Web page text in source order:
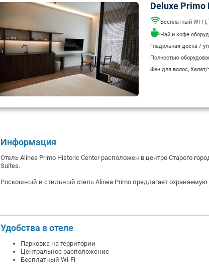
Deluxe Primo
Бесплатный WI-FI,
Чай и кофе
Гладильная доска /
Полностью
Фен для волос, Халат/
Информация
Отель Alinea Primo Historic Center расположен в центре Старого
Suites.
Роскошный и стильный отель Alinea Primo предлагает
Удобства в отеле
Парковка на территории
Центральное расположение
Бесплатный Wi-Fi